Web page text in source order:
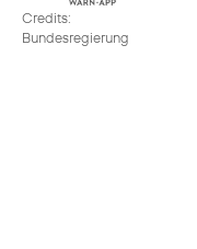
Credits:
Bundesregierung